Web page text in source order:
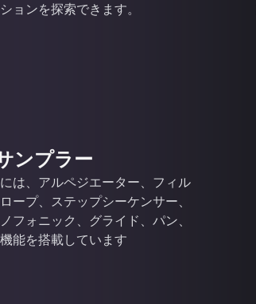
ョンを探索できます。
ンプラー
は、アルペジエーター、フィル
ープ、ステップシーケンサー、
フォニック、グライド、パン、
能を搭載しています